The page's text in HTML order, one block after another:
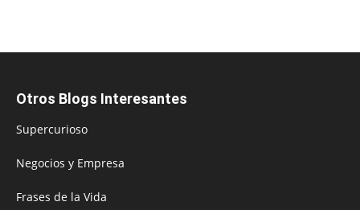
Otros Blogs Interesantes
Supercurioso
Negocios y Empresa
Frases de la Vida